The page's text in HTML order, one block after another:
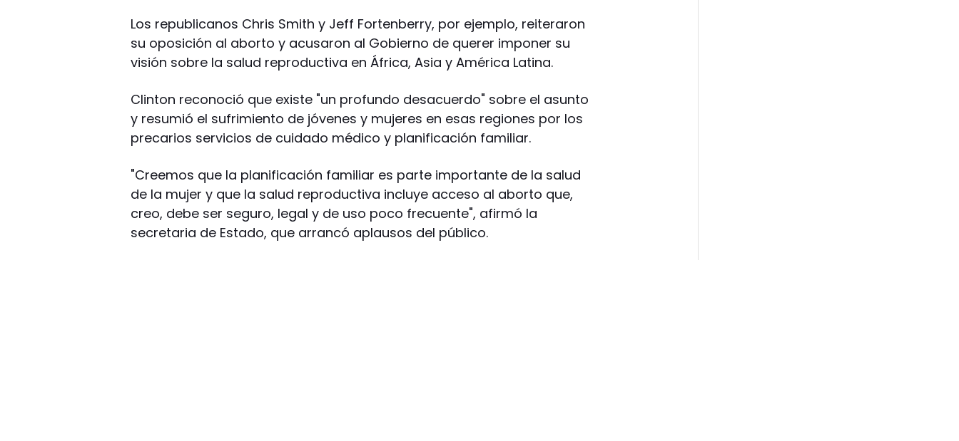
Los republicanos Chris Smith y Jeff Fortenberry, por ejemplo, reiteraron
su oposición al aborto y acusaron al Gobierno de querer imponer su
visión sobre la salud reproductiva en África, Asia y América Latina.
Clinton reconoció que existe "un profundo desacuerdo" sobre el asunto
y resumió el sufrimiento de jóvenes y mujeres en esas regiones por los
precarios servicios de cuidado médico y planificación familiar.
"Creemos que la planificación familiar es parte importante de la salud
de la mujer y que la salud reproductiva incluye acceso al aborto que,
creo, debe ser seguro, legal y de uso poco frecuente", afirmó la
secretaria de Estado, que arrancó aplausos del público.